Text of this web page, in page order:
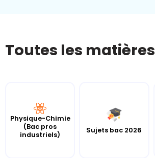
Toutes les matières
Physique-Chimie
(Bac pros
industriels)
Sujets bac 2026